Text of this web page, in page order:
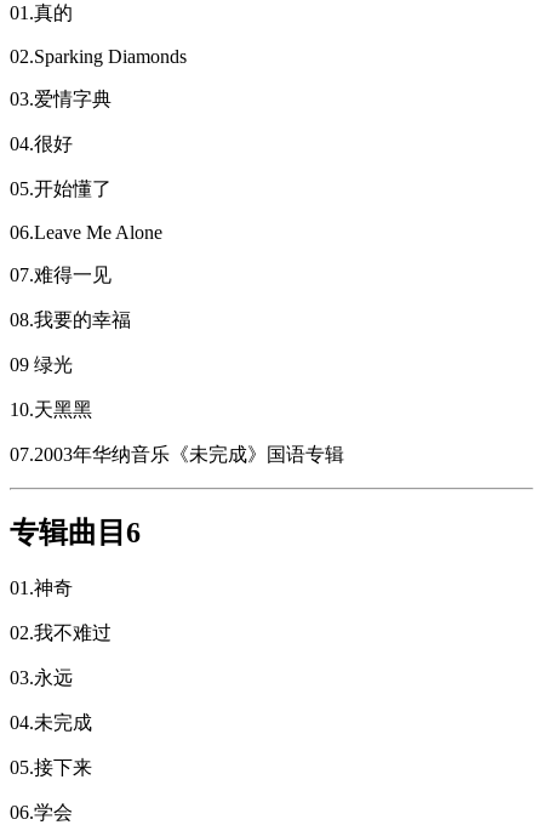
01.真的
02.Sparking Diamonds
03.爱情字典
04.很好
05.开始懂了
06.Leave Me Alone
07.难得一见
08.我要的幸福
09 绿光
10.天黑黑
07.2003年华纳音乐《未完成》国语专辑
专辑曲目6
01.神奇
02.我不难过
03.永远
04.未完成
05.接下来
06.学会